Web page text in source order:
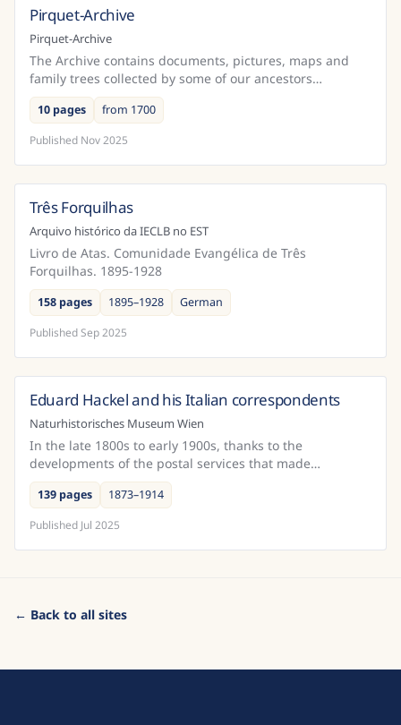
Pirquet-Archive
Pirquet-Archive
The Archive contains documents, pictures, maps and
family trees collected by some of our ancestors
beginning in the 18th century in Belgium and Austria.
10 pages
from 1700
Published Nov 2025
Três Forquilhas
Arquivo histórico da IECLB no EST
Livro de Atas. Comunidade Evangélica de Três
Forquilhas. 1895-1928
158 pages 1895–1928
German
PublishedSep 2025
Austria
Eduard Hackel and his Italian correspondents
Naturhistorisches Museum Wien
In the late 1800s to early 1900s, thanks to the
developments of the postal services that made
correspondence increasingly easier and quicker, there
was an in...
139 pages
1873–1914
Published Jul 2025
← Back to all sites